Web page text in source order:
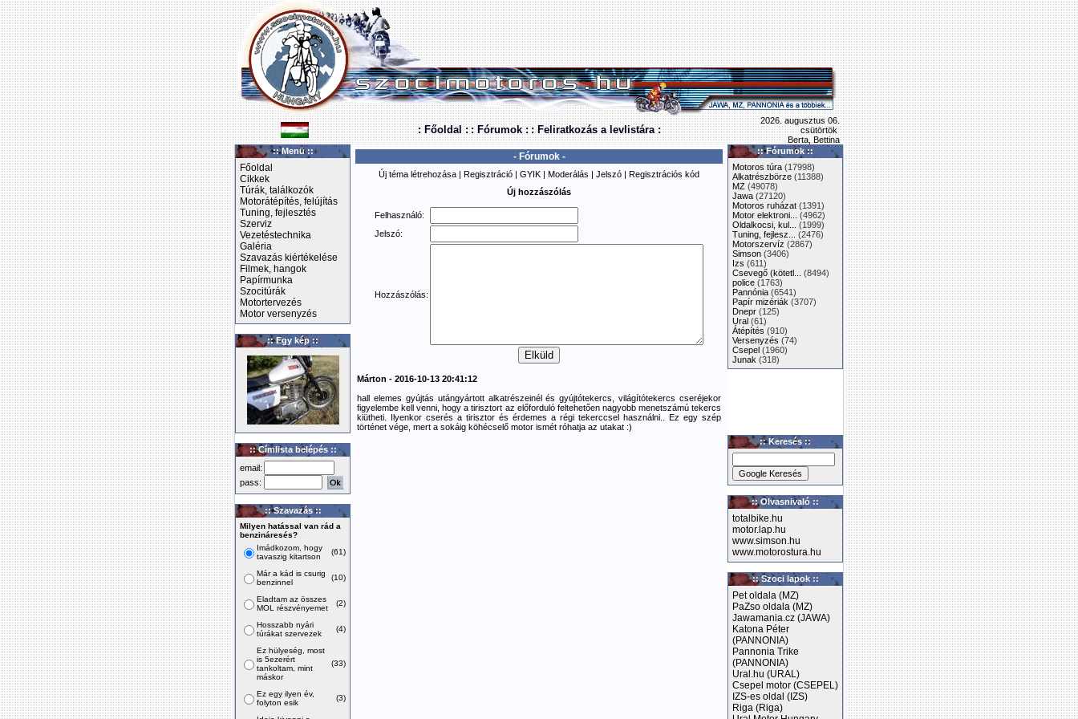
: Főoldal : : Fórumok : : Feliratkozás a levlistára :
2026. augusztus 06.
csütörtök
Berta, Bettina
:: Menü ::
Főoldal
Cikkek
Túrák, találkozók
Motorátépítés, felújítás
Tuning, fejlesztés
Szerviz
Vezetéstechnika
Galéria
Szavazás kiértékelése
Filmek, hangok
Papírmunka
Szocitúrák
Motortervezés
Motor versenyzés
:: Egy kép ::
:: Címlista belépés ::
email:
pass:
:: Szavazás ::
Milyen hatással van rád a
benzináresés?
Imádkozom, hogy
tavaszig kitartson
(61)
Már a kád is csurig
benzinnel
(10)
Eladtam az összes
MOL részvényemet
(2)
Hosszabb nyári
túrákat szervezek
(4)
Ez hülyeség, most
is 5ezerért
tankoltam, mint
máskor
(33)
Ez egy ilyen év,
folyton esik
(3)
- Fórumok -
Új téma létrehozása | Regisztráció | GYIK | Moderálás | Jelszó | Regisztrációs kód
Új hozzászólás
Felhasználó:
Jelszó:
Hozzászólás:
Márton - 2016-10-13 20:41:12
hall elemes gyújtás utángyártott alkatrészeinél és gyújtótekercs, világítótekercs cseréjekor
figyelembe kell venni, hogy a tirisztort az előforduló feltehetően nagyobb menetszámú tekercs
kiütheti. Ilyenkor cserés a tirisztor és érdemes a régi tekerccsel használni.. Ez egy szép
történet vége, mert a sokáig köhécselő motor ismét róhatja az utakat :)
:: Fórumok ::
Motoros túra (17998)
Alkatrészbörze (11388)
MZ (49078)
Jawa (27120)
Motoros ruházat (1391)
Motor elektroni...
(4962)
Oldalkocsi, kul...
(1999)
Tuning, fejlesz...
(2476)
Motorszervíz (2867)
Simson (3406)
Izs (611)
Csevegő (kötetl...
(8494)
police (1763)
Pannónia (6541)
Papír mizériák (3707)
Dnepr (125)
Ural (61)
Átépítés (910)
Versenyzés (74)
Csepel (1960)
Junak (318)
:: Keresés ::
:: Olvasnivaló ::
totalbike.hu
motor.lap.hu
www.simson.hu
www.motorostura.hu
:: Szoci lapok ::
Pet oldala (MZ)
PaZso oldala (MZ)
Jawamania.cz (JAWA)
Katona Péter
(PANNONIA)
Pannonia Trike
(PANNONIA)
Ural.hu (URAL)
Csepel motor (CSEPEL)
IZS-es oldal (IZS)
Riga (Riga)